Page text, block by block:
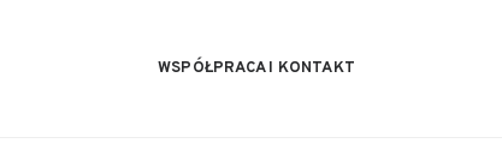
WSPÓŁPRACA I KONTAKT